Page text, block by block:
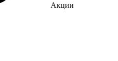
Акции